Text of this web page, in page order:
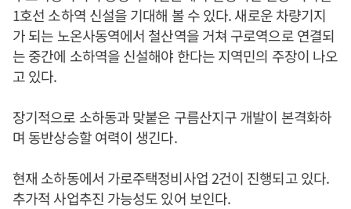
1호선 소하역 신설을 기대해 볼 수 있다. 새로운 차량기지
가 되는 노온사동역에서 철산역을 거쳐 구로역으로 연결되
는 중간에 소하역을 신설해야 한다는 지역민의 주장이 나오
고 있다.
장기적으로 소하동과 맞붙은 구름산지구 개발이 본격화하
며 동반상승할 여력이 생긴다.
현재 소하동에서 가로주택정비사업 2건이 진행되고 있다.
추가적 사업추진 가능성도 있어 보인다.